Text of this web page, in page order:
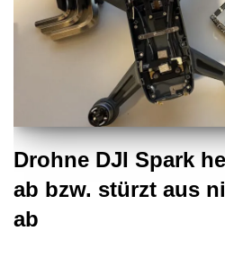
Drohne DJI Spark
ab bzw. stürzt aus
ab